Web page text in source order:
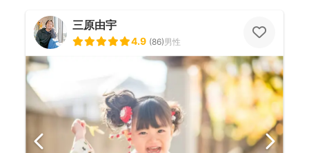
三原由宇
4.9 (86)男性